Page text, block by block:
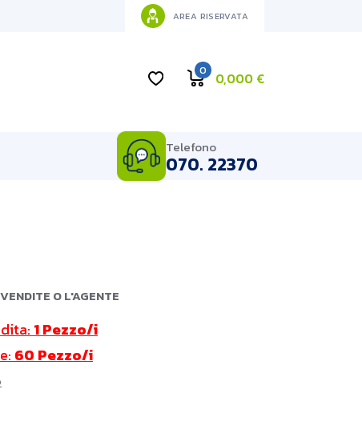
AREA RISERVATA
0 0,000 €
Telefono
070. 22370
O L'AGENTE
1 Pezzo/i
60 Pezzo/i